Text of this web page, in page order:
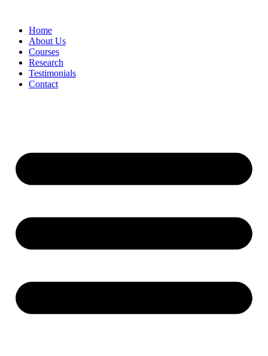
contentHome
About Us
Courses
Research
Testimonials
Contact